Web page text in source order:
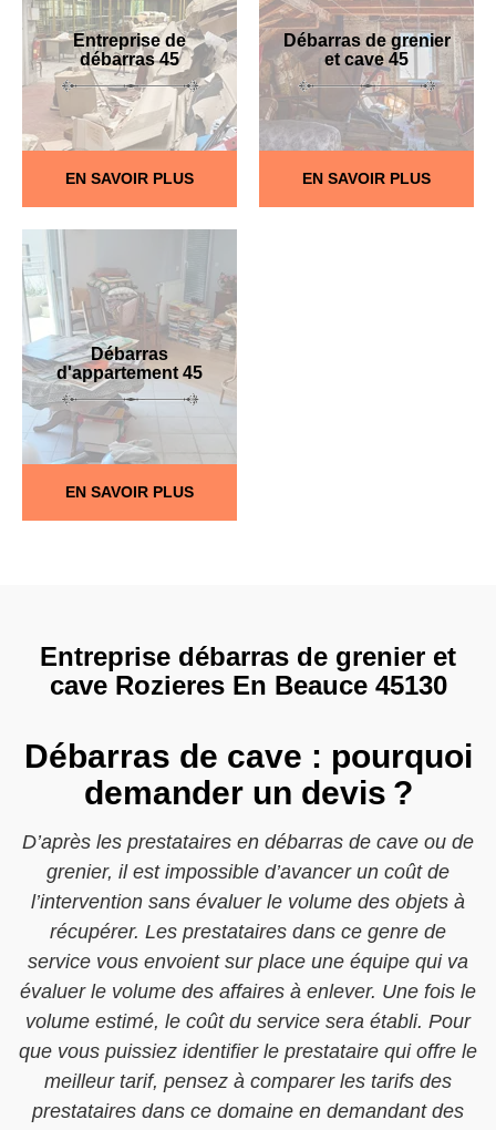
Entreprise de
débarras 45
EN SAVOIR PLUS
Débarras de grenier
et cave 45
EN SAVOIR PLUS
Débarras
d'appartement 45
EN SAVOIR PLUS
Entreprise débarras de grenier et
cave Rozieres En Beauce 45130
Débarras de cave : pourquoi
demander un devis ?
D’après les prestataires en débarras de cave ou de
grenier, il est impossible d’avancer un coût de
l’intervention sans évaluer le volume des objets à
récupérer. Les prestataires dans ce genre de
service vous envoient sur place une équipe qui va
évaluer le volume des affaires à enlever. Une fois le
volume estimé, le coût du service sera établi. Pour
que vous puissiez identifier le prestataire qui offre le
meilleur tarif, pensez à comparer les tarifs des
prestataires dans ce domaine en demandant des